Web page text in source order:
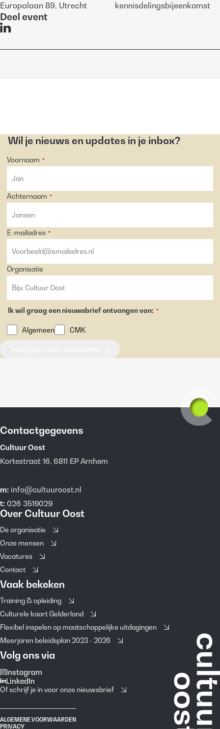
Europalaan 89, Utrecht
kennisdelingsbijeenkomst
Deel event
Wil je nieuws en updates in je inbox?
Voornaam *
Achternaam *
E-mailadres *
Organisatie
Ik wil graag een nieuwsbrief ontvangen van: *
Algemeen CMK
Inschrijven voor nieuwsbrief
Contactgegevens
Cultuur Oost
Kortestraat 16, 6811 EP Arnhem
m: info@cultuuroost.nl
t: 026 3519029
Over Cultuur Oost
De organisatie
Onze mensen
Vacatures
Contact
Vaak bekeken
Training & opleiding
Culturele kaart Gelderland
Flexibel inspelen op maatschappelijke uitdagingen
Meerjaren beleidsplan 2023 - 2026
Volg ons via
Instagram
LinkedIn
Of schrijf je in voor onze nieuwsbrief
ALGEMENE VOORWAARDEN
PRIVACY